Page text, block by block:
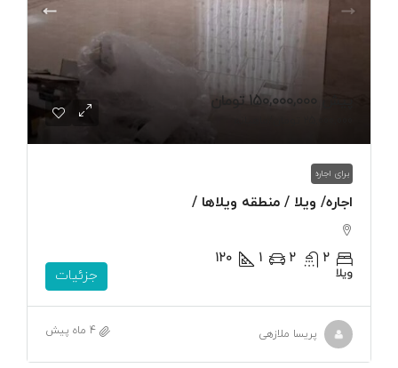
150,000,000 تومان
برای اجاره
اجاره/ ویلا / منطقه ویلاها /
2
2
1
120
ویلا جزئیات
پریسا ملازهی 4 ماه پیش